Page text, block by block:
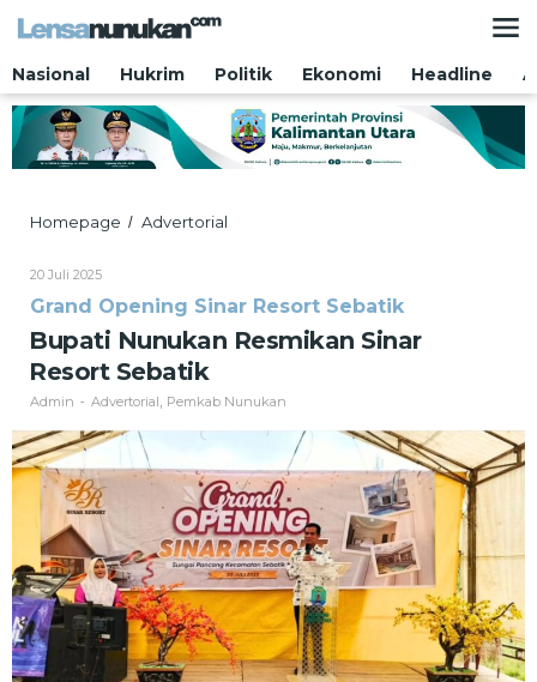
Nasional
Hukrim Politik Ekonomi Headline
Homepage / Advertorial
Resort
20 Juli 2025Oleh
Grand Opening Sinar Resort Sebatik
Bupati Nunukan Resmikan Sinar
Resort Sebatik
Admin - Advertorial Pemkab Nunukan